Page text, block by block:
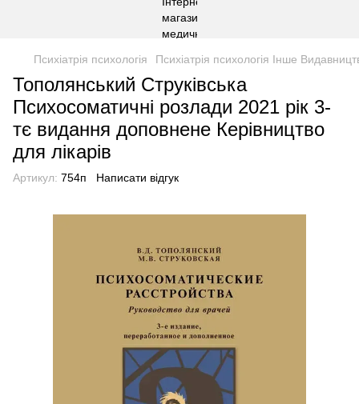
Психіатрія психологія Психіатрія психологія Інше
Тополянський Струківська
Психосоматичні розлади 2021 рік 3-
тє видання доповнене Керівництво
для лікарів
Артикул: 754п Написати відгук